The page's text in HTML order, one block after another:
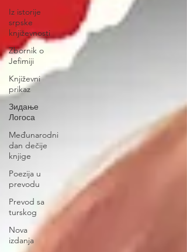
Iz istorije
srpske
književnosti
Zbornik o
Jefimiji
Književni
prikaz
Зидање
Логоса
Međunarodni
dan dečije
knjige
Poezija u
prevodu
Prevod sa
turskog
Nova
izdanja